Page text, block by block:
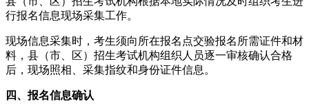
行报名信息现场采集工作。
现场信息采集时，考生须向所在报名点交验报名所需证件和材
料，县（市、区）招生考试机构组织人员逐一审核确认合格
后，现场照相、采集指纹和身份证件信息。
四、报名信息确认